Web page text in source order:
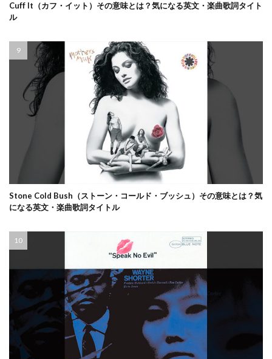
Cuff It（カフ・イット）その意味とは？気になる英文・楽曲歌詞タイト
ル
Stone Cold Bush（ストーン・コールド・ブッシュ）その意味とは？気
になる英文・楽曲歌詞タイトル